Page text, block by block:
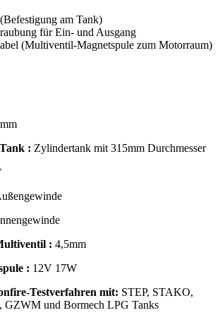
am Tank)
für Ein- und Ausgang
(Multiventil-Magnetspule zum Motorraum)
: Zylindertank mit 315mm Durchmesser
: 4,5mm
: 12V 17W
Testverfahren mit: STEP, STAKO,
und Bormech LPG Tanks